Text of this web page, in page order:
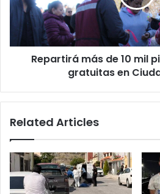
piernas
pu3rc0
gratuitas
Repartirá más de 10 mil
gratuitas en
Related Articles